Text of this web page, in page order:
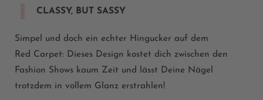
CLASSY, BUT SASSY​
Simpel und doch ein echter Hingucker auf dem
Red Carpet: Dieses Design kostet dich zwischen den
Fashion Shows kaum Zeit und lässt Deine Nägel
trotzdem in vollem Glanz erstrahlen!